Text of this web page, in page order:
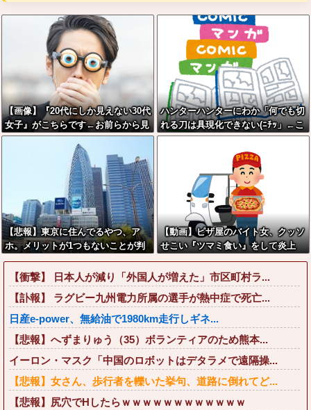
【画像】『20代にしか見えない30代
女子』がこちらです←お前らから見
てどう？？？？？？？
ハンターハンターにわか「何でも切
れる刀は具現化できない(ﾆﾁｯ」←こ
れ
【悲報】東京に住んでるやつ、ア
ホ。メリットが1つもないことが判
明
【動画】ピザ屋のバイト女、クッソ
せこい『ツマミ食い』をして炎上
【衝撃】 日本人が減り「外国人が増えた」市区町村ラ...
【訃報】 ラグビー九州電力所属の選手が熱中症で死亡...
日産e-power、無給油で1980km走行しギネ...
【悲報】へずまりゅう（35）ボランティアのため熊本...
イーロン・マスク「中国のロボットはデタラメで遠隔操...
【悲報】女さん、歩行者を轢いた挙句、道路に倒れてど...
【悲報】尻穴でHしたらｗｗｗｗｗｗｗｗｗｗｗｗ